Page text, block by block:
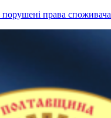
права споживача